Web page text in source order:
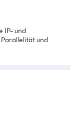
IP- und
und